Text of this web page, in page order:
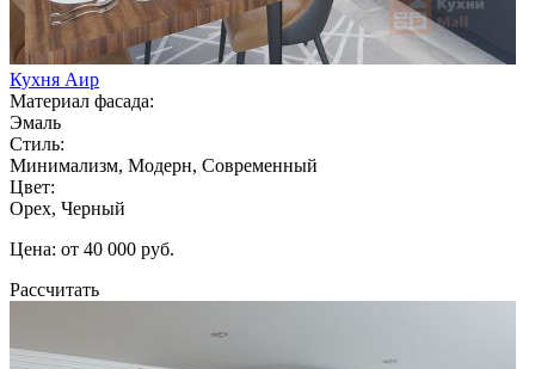
Кухня Аир
Материал фасада:
Эмаль
Стиль:
Минимализм, Модерн, Современный
Цвет:
Орех, Черный
Цена: от 40 000 руб.
Рассчитать